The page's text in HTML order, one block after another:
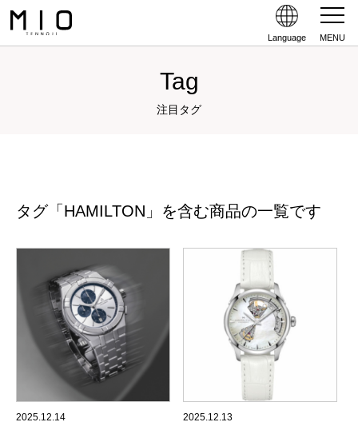
Language MENU
Tag
注目タグ
タグ「HAMILTON」を含む商品の一覧です
2025.12.14
2025.12.13